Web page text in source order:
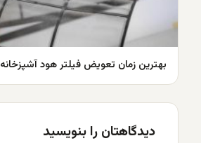
بهترین زمان تعویض فیلتر هود آشپزخانه
دیدگاهتان را بنویسید